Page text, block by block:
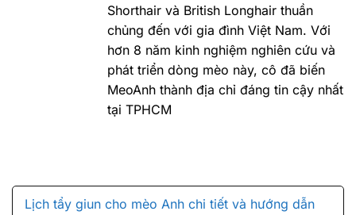
Shorthair và British Longhair thuần
chủng đến với gia đình Việt Nam. Với
hơn 8 năm kinh nghiệm nghiên cứu và
phát triển dòng mèo này, cô đã biến
MeoAnh thành địa chỉ đáng tin cậy nhất
tại TPHCM
Lịch tẩy giun cho mèo Anh chi tiết và hướng dẫn